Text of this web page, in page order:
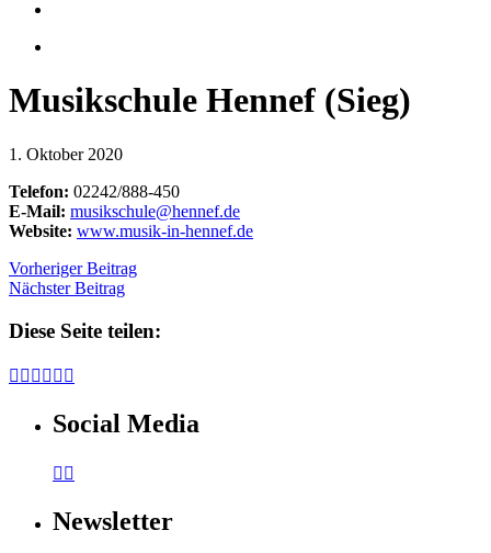
Musikschule Hennef (Sieg)
1. Oktober 2020
Telefon: 02242/888-450
E-Mail: musikschule@hennef.de
Website: www.musik-in-hennef.de
Vorheriger Beitrag
Nächster Beitrag
Diese Seite teilen:
     
Social Media
 
Newsletter